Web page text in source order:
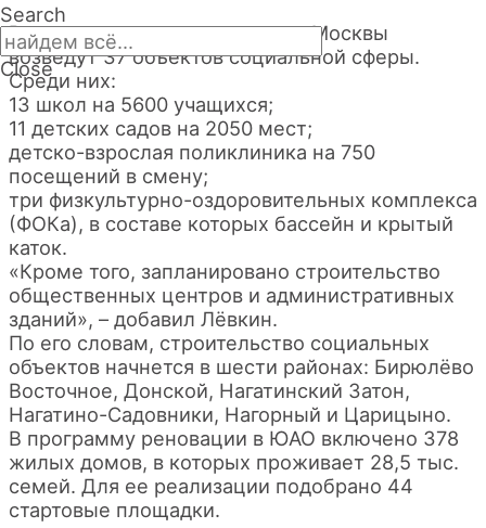
Search
Close
В кварталах реновации на юге Москвы
возведут 37 объектов социальной сферы.
Среди них:
13 школ на 5600 учащихся;
11 детских садов на 2050 мест;
детско-взрослая поликлиника на 750
посещений в смену;
три физкультурно-оздоровительных комплекса
(ФОКа), в составе которых бассейн и крытый
каток.
«Кроме того, запланировано строительство
общественных центров и административных
зданий», – добавил Лёвкин.
По его словам, строительство социальных
объектов начнется в шести районах: Бирюлёво
Восточное, Донской, Нагатинский Затон,
Нагатино-Садовники, Нагорный и Царицыно.
В программу реновации в ЮАО включено 378
жилых домов, в которых проживает 28,5 тыс.
семей. Для ее реализации подобрано 44
стартовые площадки.